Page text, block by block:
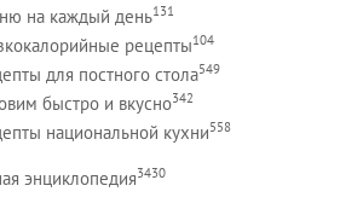
на каждый день131
рецепты104
для постного стола549
быстро и вкусно342
национальной кухни558
энциклопедия3430